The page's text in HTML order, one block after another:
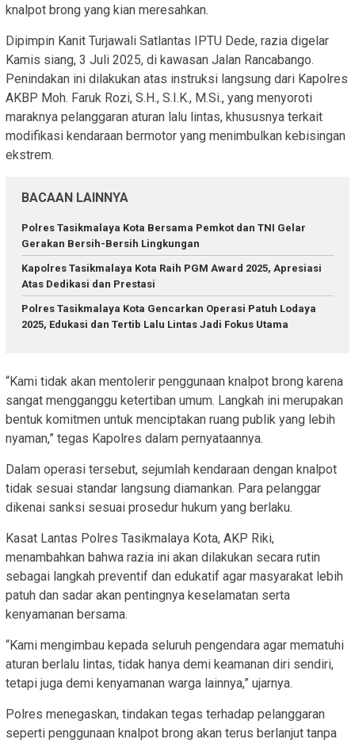
knalpot brong yang kian meresahkan.
Dipimpin Kanit Turjawali Satlantas IPTU Dede, razia digelar
Kamis siang, 3 Juli 2025, di kawasan Jalan Rancabango.
Penindakan ini dilakukan atas instruksi langsung dari Kapolres
AKBP Moh. Faruk Rozi, S.H., S.I.K., M.Si., yang menyoroti
maraknya pelanggaran aturan lalu lintas, khususnya terkait
modifikasi kendaraan bermotor yang menimbulkan kebisingan
ekstrem.
BACAAN LAINNYA
Polres Tasikmalaya Kota Bersama Pemkot dan TNI Gelar
Gerakan Bersih-Bersih Lingkungan
Kapolres Tasikmalaya Kota Raih PGM Award 2025, Apresiasi
Atas Dedikasi dan Prestasi
Polres Tasikmalaya Kota Gencarkan Operasi Patuh Lodaya
2025, Edukasi dan Tertib Lalu Lintas Jadi Fokus Utama
“Kami tidak akan mentolerir penggunaan knalpot brong karena
sangat mengganggu ketertiban umum. Langkah ini merupakan
bentuk komitmen untuk menciptakan ruang publik yang lebih
nyaman,” tegas Kapolres dalam pernyataannya.
Dalam operasi tersebut, sejumlah kendaraan dengan knalpot
tidak sesuai standar langsung diamankan. Para pelanggar
dikenai sanksi sesuai prosedur hukum yang berlaku.
Kasat Lantas Polres Tasikmalaya Kota, AKP Riki,
menambahkan bahwa razia ini akan dilakukan secara rutin
sebagai langkah preventif dan edukatif agar masyarakat lebih
patuh dan sadar akan pentingnya keselamatan serta
kenyamanan bersama.
“Kami mengimbau kepada seluruh pengendara agar mematuhi
aturan berlalu lintas, tidak hanya demi keamanan diri sendiri,
tetapi juga demi kenyamanan warga lainnya,” ujarnya.
Polres menegaskan, tindakan tegas terhadap pelanggaran
seperti penggunaan knalpot brong akan terus berlanjut tanpa